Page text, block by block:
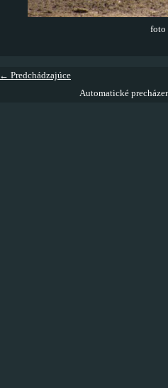
foto
← Predchádzajúce
Automatické